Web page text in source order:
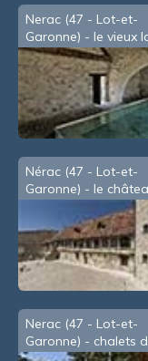
Nerac (47 - Lot-et-
Garonne) - le vieux
anciennement les
Nérac (47 - Lot-et-
Garonne) - le
Nerac (47 - Lot-et-
Garonne) - chalets